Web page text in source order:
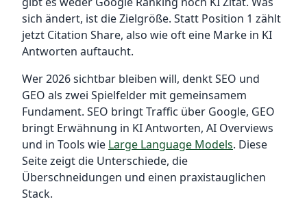
sich ändert, ist die Zielgröße. Statt Position 1 zählt
jetzt Citation Share, also wie oft eine Marke in KI
Antworten auftaucht.
Wer 2026 sichtbar bleiben will, denkt SEO und
GEO als zwei Spielfelder mit gemeinsamem
Fundament. SEO bringt Traffic über Google, GEO
bringt Erwähnung in KI Antworten, AI Overviews
und in Tools wie Large Language Models. Diese
Seite zeigt die Unterschiede, die
Überschneidungen und einen praxistauglichen
Stack.